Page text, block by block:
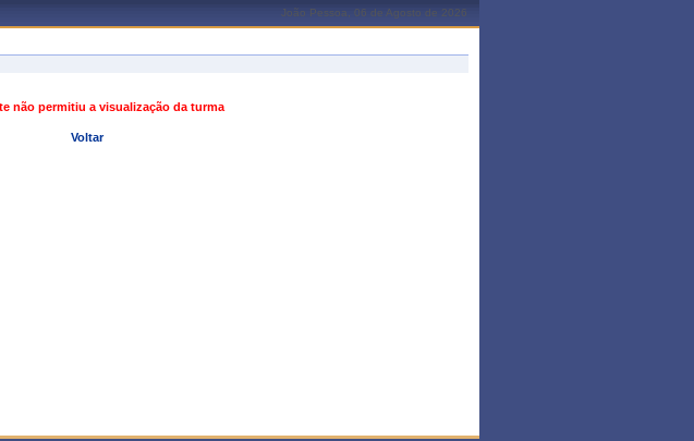
João Pessoa, 06 de Agosto de 2026
não permitiu a visualização da turma
Voltar